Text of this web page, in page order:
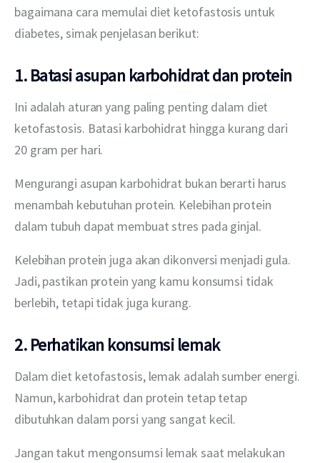
bagaimana cara memulai diet ketofastosis untuk
diabetes, simak penjelasan berikut:
1. Batasi asupan karbohidrat dan protein
Ini adalah aturan yang paling penting dalam diet
ketofastosis. Batasi karbohidrat hingga kurang dari
20 gram per hari.
Mengurangi asupan karbohidrat bukan berarti harus
menambah kebutuhan protein. Kelebihan protein
dalam tubuh dapat membuat stres pada ginjal.
Kelebihan protein juga akan dikonversi menjadi gula.
Jadi, pastikan protein yang kamu konsumsi tidak
berlebih, tetapi tidak juga kurang.
2. Perhatikan konsumsi lemak
Dalam diet ketofastosis, lemak adalah sumber energi.
Namun, karbohidrat dan protein tetap tetap
dibutuhkan dalam porsi yang sangat kecil.
Jangan takut mengonsumsi lemak saat melakukan